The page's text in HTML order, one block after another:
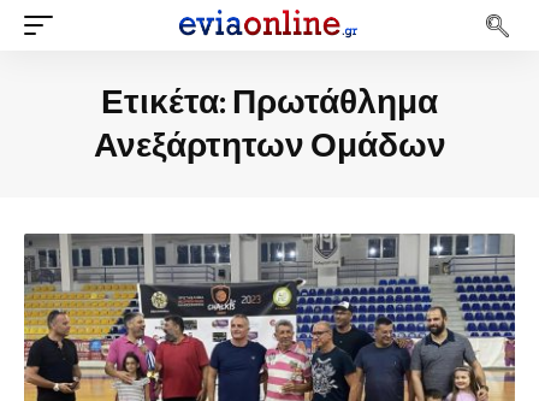
Ετικέτα: Πρωτάθλημα
Ανεξάρτητων Ομάδων